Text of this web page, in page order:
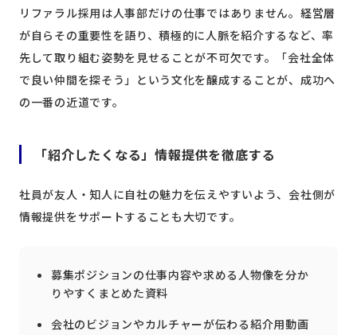
リファラル採用は人事部だけの仕事ではありません。経営層
が自らその重要性を語り、積極的に人脈を紹介するなど、率
先して取り組む姿勢を見せることが不可欠です。「会社全体
で良い仲間を探そう」という文化を醸成することが、成功へ
の一番の近道です。
「紹介したくなる」情報提供を徹底する
社員が友人・知人に自社の魅力を伝えやすいよう、会社側が
情報提供をサポートすることも大切です。
募集ポジションの仕事内容や求める人物像を分か
りやすくまとめた資料
会社のビジョンやカルチャーが伝わる紹介用動画